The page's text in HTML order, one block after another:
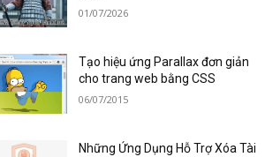
01/07/2026
Tạo hiệu ứng Parallax đơn giản
cho trang web bằng CSS
06/07/2015
Những Ứng Dụng Hỗ Trợ Xóa Tài